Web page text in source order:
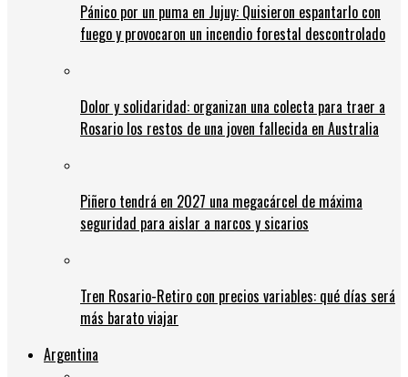
Pánico por un puma en Jujuy: Quisieron espantarlo con
fuego y provocaron un incendio forestal descontrolado
Dolor y solidaridad: organizan una colecta para traer a
Rosario los restos de una joven fallecida en Australia
Piñero tendrá en 2027 una megacárcel de máxima
seguridad para aislar a narcos y sicarios
Tren Rosario-Retiro con precios variables: qué días será
más barato viajar
Argentina